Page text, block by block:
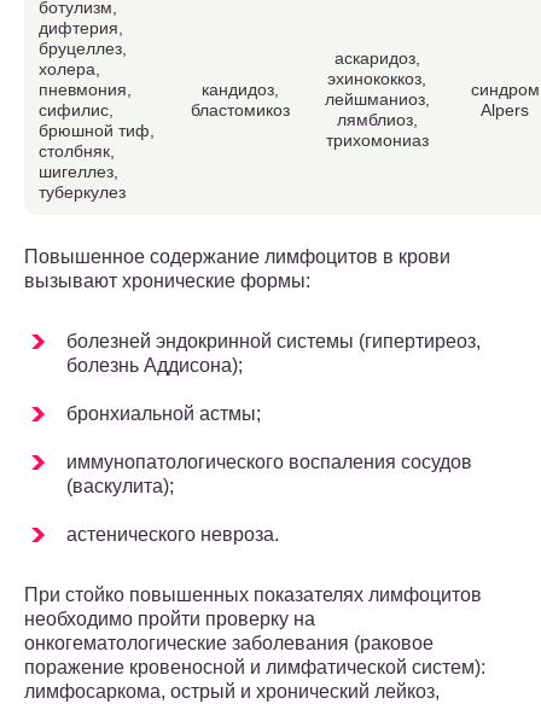
ботулизм,
дифтерия,
бруцеллез,
холера,
пневмония,
сифилис,
брюшной тиф,
столбняк,
шигеллез,
туберкулез
кандидоз,
бластомикоз
аскаридоз,
эхинококкоз,
лейшманиоз,
лямблиоз,
трихомониаз
синдром
Alpers
Повышенное содержание лимфоцитов в крови
вызывают хронические формы:
болезней эндокринной системы (гипертиреоз,
болезнь Аддисона);
бронхиальной астмы;
иммунопатологического воспаления сосудов
(васкулита);
астенического невроза.
При стойко повышенных показателях лимфоцитов
необходимо пройти проверку на
онкогематологические заболевания (раковое
поражение кровеносной и лимфатической систем):
лимфосаркома, острый и хронический лейкоз,